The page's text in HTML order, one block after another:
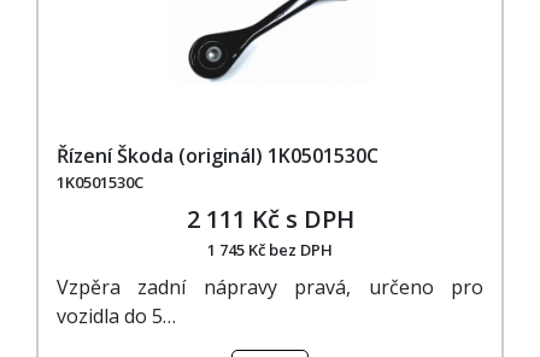
Řízení Škoda (originál) 1K0501530C
1K0501530C
2 111 Kč s DPH
1 745 Kč bez DPH
Vzpěra zadní nápravy pravá, určeno pro
vozidla do 5…